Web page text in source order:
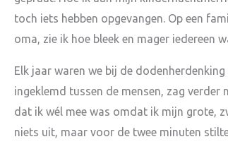
toch iets hebben opgevangen. Op een
oma, zie ik hoe bleek en mager iedereen
Elk jaar waren we bij de
ingeklemd tussen de mensen, zag verder
dat ik wél mee was omdat ik mijn grote,
niets uit, maar voor de twee minuten